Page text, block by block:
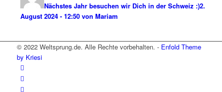
Nächstes Jahr besuchen wir Dich in der Schweiz :)2.
August 2024 - 12:50 von Mariam
© 2022 Weltsprung.de. Alle Rechte vorbehalten. - Enfold Theme
by Kriesi